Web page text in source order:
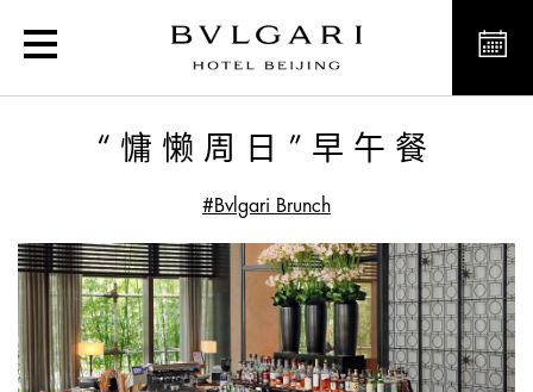
“慵懒周日”早午餐
“慵懒周日”早午餐
#Bvlgari Brunch